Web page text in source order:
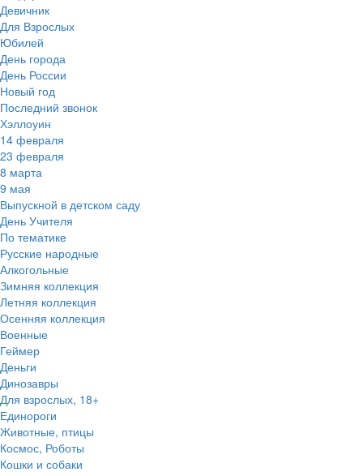
Девичник
Для Взрослых
Юбилей
День города
День России
Новый год
Последний звонок
Хэллоуин
14 февраля
23 февраля
8 марта
9 мая
Выпускной в детском саду
День Учителя
По тематике
Русские народные
Алкогольные
Зимняя коллекция
Летняя коллекция
Осенняя коллекция
Военные
Геймер
Деньги
Динозавры
Для взрослых, 18+
Единороги
Животные, птицы
Космос, Роботы
Кошки и собаки